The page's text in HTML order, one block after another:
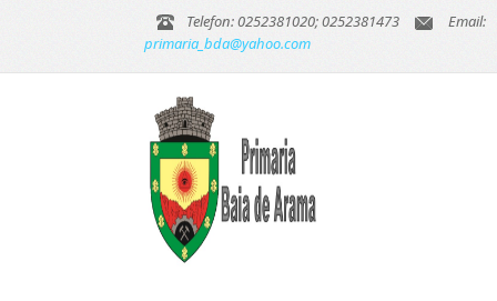
Telefon: 0252381020; 0252381473
Email:
primaria_bda@yahoo.com